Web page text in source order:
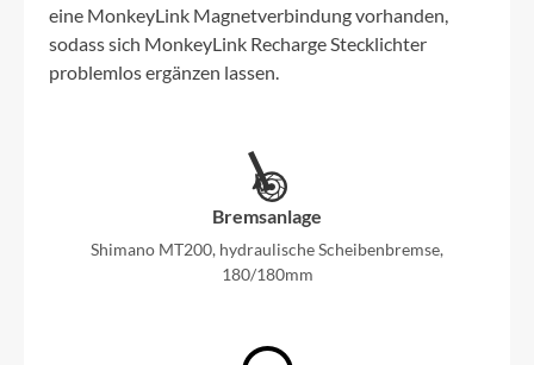
eine MonkeyLink Magnetverbindung vorhanden,
sodass sich MonkeyLink Recharge Stecklichter
problemlos ergänzen lassen.
Bremsanlage
Shimano MT200, hydraulische Scheibenbremse,
180/180mm